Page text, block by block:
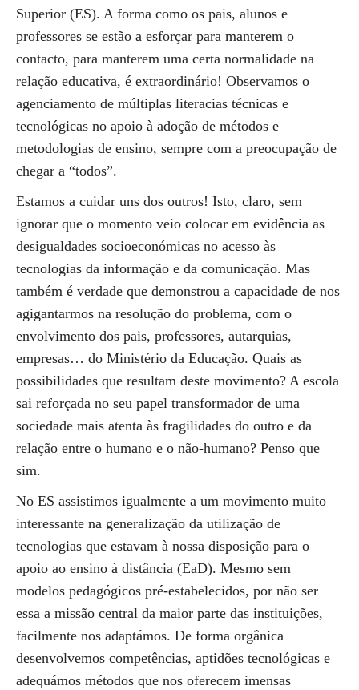
Superior (ES). A forma como os pais, alunos e
professores se estão a esforçar para manterem o
contacto, para manterem uma certa normalidade na
relação educativa, é extraordinário! Observamos o
agenciamento de múltiplas literacias técnicas e
tecnológicas no apoio à adoção de métodos e
metodologias de ensino, sempre com a preocupação de
chegar a “todos”.
Estamos a cuidar uns dos outros! Isto, claro, sem
ignorar que o momento veio colocar em evidência as
desigualdades socioeconómicas no acesso às
tecnologias da informação e da comunicação. Mas
também é verdade que demonstrou a capacidade de nos
agigantarmos na resolução do problema, com o
envolvimento dos pais, professores, autarquias,
empresas… do Ministério da Educação. Quais as
possibilidades que resultam deste movimento? A escola
sai reforçada no seu papel transformador de uma
sociedade mais atenta às fragilidades do outro e da
relação entre o humano e o não-humano? Penso que
sim.
No ES assistimos igualmente a um movimento muito
interessante na generalização da utilização de
tecnologias que estavam à nossa disposição para o
apoio ao ensino à distância (EaD). Mesmo sem
modelos pedagógicos pré-estabelecidos, por não ser
essa a missão central da maior parte das instituições,
facilmente nos adaptámos. De forma orgânica
desenvolvemos competências, aptidões tecnológicas e
adequámos métodos que nos oferecem imensas